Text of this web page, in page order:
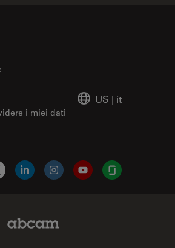
i miei dati
US | it
LinkedInInstagramYouTubeGlassdoor